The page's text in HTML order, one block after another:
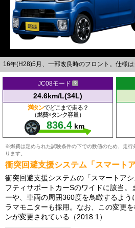
16年(H28)5月、一部改良時のフロント。仕様
JC08モード
24.6km/L(34L)
満タンでどこまで走る？
（燃費×タンク容量）
836.4 km
※燃費は定められた試験条件の下での数値のため、走行
ります。
衝突回避支援システム「スマート
衝突回避支援システムの「スマートア
フティサポートカーSのワイドに該当。
ーや、車両の周囲360度を鳥瞰するよう
ラマモニターも採用。なお、この変更
ンが変更されている（2018.1）